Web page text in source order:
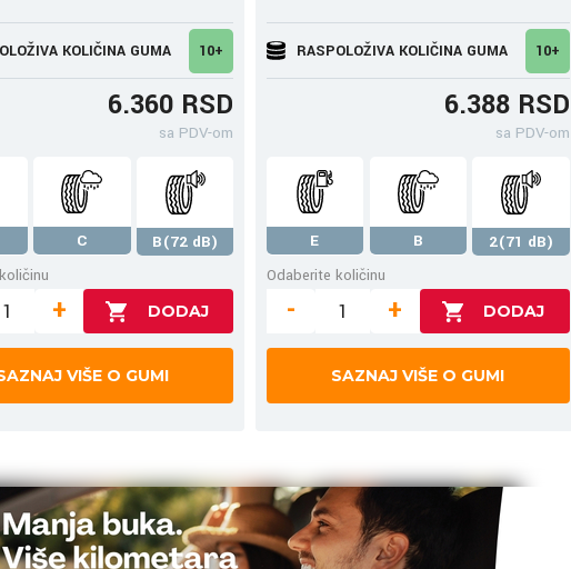
KOLIČINA GUMA 10+
6.360 RSD
sa PDV-om
C
B(72 dB)
+
VIŠE O GUMI
RASPOLOŽIVA KOLIČINA GUMA 10+
6.388 RSD
sa PDV-om
E B
2(71 dB)
Odaberite količinu
- +
SAZNAJ VIŠE O GUMI